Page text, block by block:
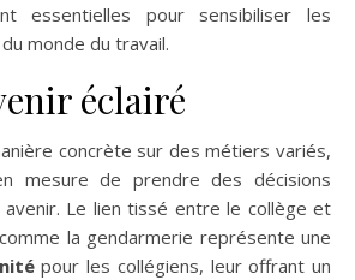
essentielles pour sensibiliser les
monde du travail.
éclairé
concrète sur des métiers variés,
mesure de prendre des décisions
Le lien tissé entre le collège et
la gendarmerie représente une
pour les collégiens, leur offrant un